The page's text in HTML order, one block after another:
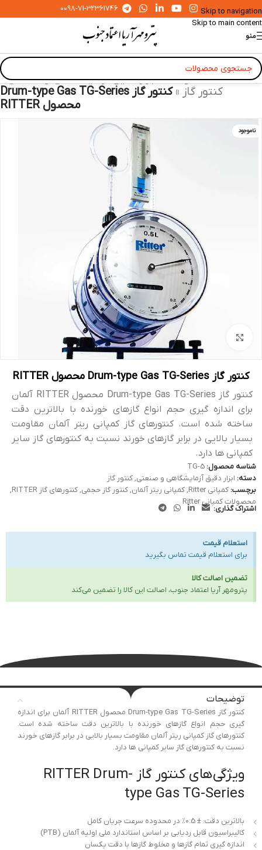
Skip to navigation
Skip to main content
0098-71-32361746
منو
خانه»محصولات»ابزار دقیق آزمایشگاهی و صنعتی»
کنتور گاز »
کنتور گاز Drum-type Gas TG-Series
محصول RITTER
ناموجود
کنتور گاز Drum-type Gas TG-Series محصول RITTER
کنتور گاز Drum-type Gas TG-Series محصول RITTER آلمان
برای اندازه گیری حجم انواع گازهای خورنده با بالاترین دقت
ساخته شده است. کنتورهای گاز کمپانی ریتر آلمان مقاومت
بسیار بالایی در برابر گازهای خورند نسبت به کنتورهای گاز سایر
کمپانی ها دارد.
شناسه محصول: TG-5
دسته: ابزار دقیق آزمایشگاهی و صنعتی,کنتور گاز
برچسب: کمپانی Ritter ,کمپانی ریتر آلمان,کنتور گاز حجمی,کنتورهای گاز RITTER
,
محصولات کمپانی Ritter
اشتراک گذاری:
استعلام قیمت
برای استعلام قیمت تماس بگیرید
تضمین اصالت کالا
پترومهر آریا اعتماد جنوب، اصالت این کالا را تضمین می‌کند
توضیحات
کنتور گاز Drum-type Gas TG-Series محصول RITTER آلمان برای اندازه
گیری حجم انواع گازهای خورنده با بالاترین دقت ساخته شده است.
کنتورهای گاز کمپانی ریتر آلمان مقاومت بسیار بالایی در برابر گازهای خورند
نسبت به کنتورهای گاز سایر کمپانی ها دارد.
ویژگی‌های کنتور گاز RITTER Drum-
type Gas TG-Series
بالاترین دقت: ± 0.5٪ در محدوده سرعت جریان کامل
کالیبراسیون قابل ردیابی بر اساس استاندارد ملی اولیه آلمان (PTB)
اندازه گیری تمام گازها و مخلوط گازها با دقت یکسان